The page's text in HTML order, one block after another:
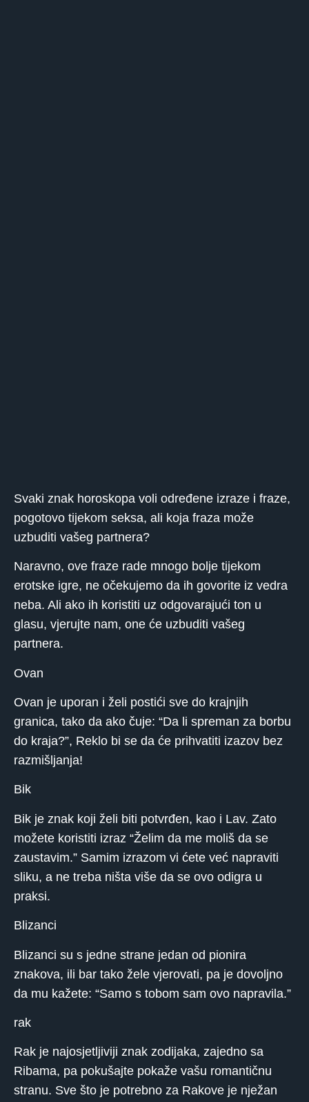
Svaki znak horoskopa voli određene izraze i fraze,
pogotovo tijekom seksa, ali koja fraza može
uzbuditi vašeg partnera?
Naravno, ove fraze rade mnogo bolje tijekom
erotske igre, ne očekujemo da ih govorite iz vedra
neba. Ali ako ih koristiti uz odgovarajući ton u
glasu, vjerujte nam, one će uzbuditi vašeg
partnera.
Ovan
Ovan je uporan i želi postići sve do krajnjih
granica, tako da ako čuje: “Da li spreman za borbu
do kraja?”, Reklo bi se da će prihvatiti izazov bez
razmišljanja!
Bik
Bik je znak koji želi biti potvrđen, kao i Lav. Zato
možete koristiti izraz “Želim da me moliš da se
zaustavim.” Samim izrazom vi ćete već napraviti
sliku, a ne treba ništa više da se ovo odigra u
praksi.
Blizanci
Blizanci su s jedne strane jedan od pionira
znakova, ili bar tako žele vjerovati, pa je dovoljno
da mu kažete: “Samo s tobom sam ovo napravila.”
rak
Rak je najosjetljiviji znak zodijaka, zajedno sa
Ribama, pa pokušajte pokaže vašu romantičnu
stranu. Sve što je potrebno za Rakove je nježan